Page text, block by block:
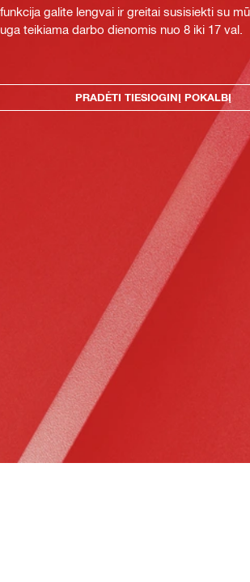
galite lengvai ir greitai susisiekti su
teikiama darbo dienomis nuo 8 iki 17 val.
PRADĖTI TIESIOGINĮ POKALBĮ